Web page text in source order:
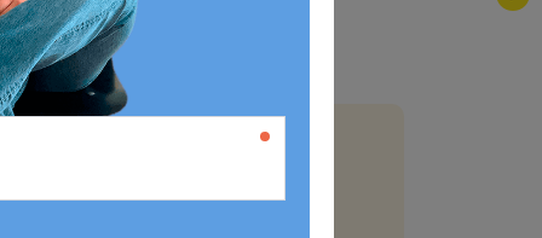
кнопку, Вы разрешаете